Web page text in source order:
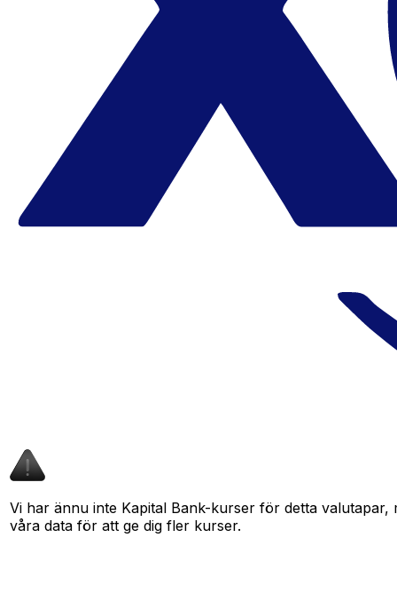
Vi har ännu inte Kapital Bank-kurser för detta
våra data för att ge dig fler kurser.